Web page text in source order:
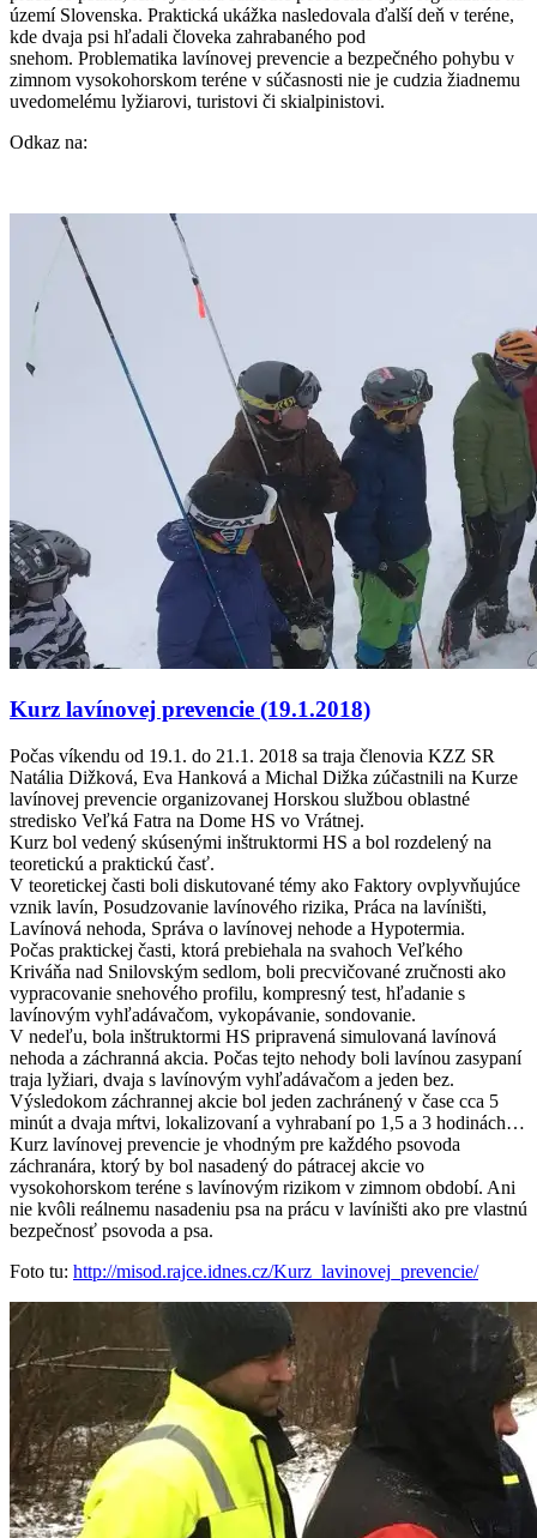
území Slovenska. Praktická ukážka nasledovala ďalší deň v teréne,
kde dvaja psi hľadali človeka zahrabaného pod
snehom. Problematika lavínovej prevencie a bezpečného pohybu v
zimnom vysokohorskom teréne v súčasnosti nie je cudzia žiadnemu
uvedomelému lyžiarovi, turistovi či skialpinistovi.
Odkaz na:
Kurz lavínovej prevencie (19.1.2018)
Počas víkendu od 19.1. do 21.1. 2018 sa traja členovia KZZ SR
Natália Dižková, Eva Hanková a Michal Dižka zúčastnili na Kurze
lavínovej prevencie organizovanej Horskou službou oblastné
stredisko Veľká Fatra na Dome HS vo Vrátnej.
Kurz bol vedený skúsenými inštruktormi HS a bol rozdelený na
teoretickú a praktickú časť.
V teoretickej časti boli diskutované témy ako Faktory ovplyvňujúce
vznik lavín, Posudzovanie lavínového rizika, Práca na lavíništi,
Lavínová nehoda, Správa o lavínovej nehode a Hypotermia.
Počas praktickej časti, ktorá prebiehala na svahoch Veľkého
Kriváňa nad Snilovským sedlom, boli precvičované zručnosti ako
vypracovanie snehového profilu, kompresný test, hľadanie s
lavínovým vyhľadávačom, vykopávanie, sondovanie.
V nedeľu, bola inštruktormi HS pripravená simulovaná lavínová
nehoda a záchranná akcia. Počas tejto nehody boli lavínou zasypaní
traja lyžiari, dvaja s lavínovým vyhľadávačom a jeden bez.
Výsledokom záchrannej akcie bol jeden zachránený v čase cca 5
minút a dvaja mŕtvi, lokalizovaní a vyhrabaní po 1,5 a 3 hodinách…
Kurz lavínovej prevencie je vhodným pre každého psovoda
záchranára, ktorý by bol nasadený do pátracej akcie vo
vysokohorskom teréne s lavínovým rizikom v zimnom období. Ani
nie kvôli reálnemu nasadeniu psa na prácu v lavíništi ako pre vlastnú
bezpečnosť psovoda a psa.
Foto tu: http://misod.rajce.idnes.cz/Kurz_lavinovej_prevencie/